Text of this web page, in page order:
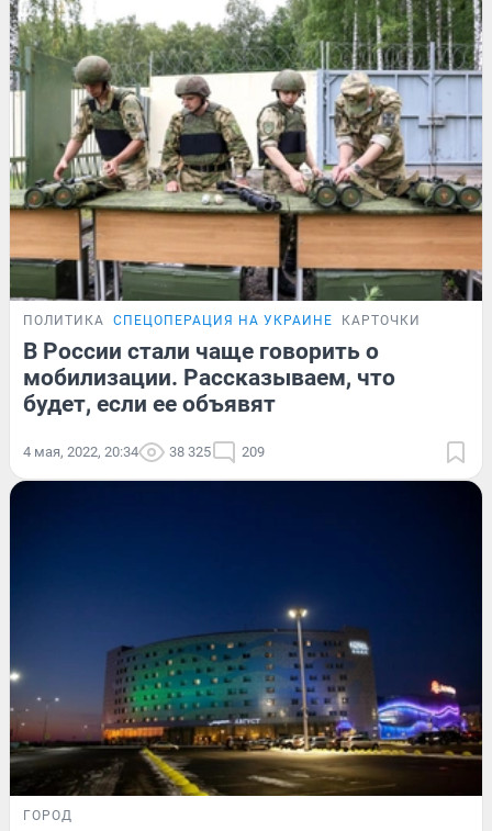
ПОЛИТИКА СПЕЦОПЕРАЦИЯ НА УКРАИНЕ КАРТОЧКИ
В России стали чаще говорить о
мобилизации. Рассказываем, что
будет, если ее объявят
4 мая, 2022, 20:34 38 325 209
ГОРОД